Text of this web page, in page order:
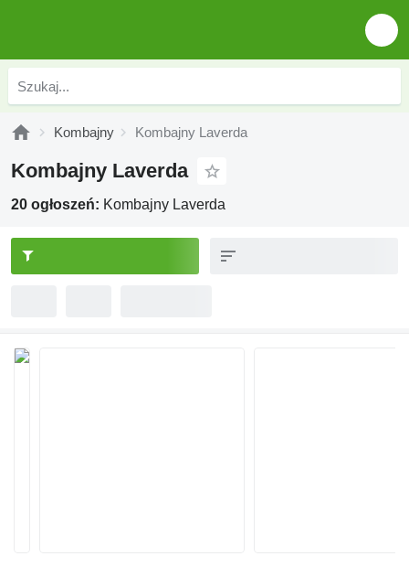
Kombajny Kombajny Laverda
Kombajny Laverda
20 ogłoszeń: Kombajny Laverda